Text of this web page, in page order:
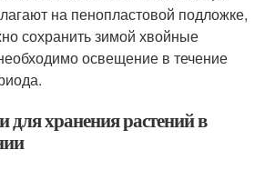
на пенопластовой подложке,
сохранить зимой хвойные
освещение в течение
хранения растений в